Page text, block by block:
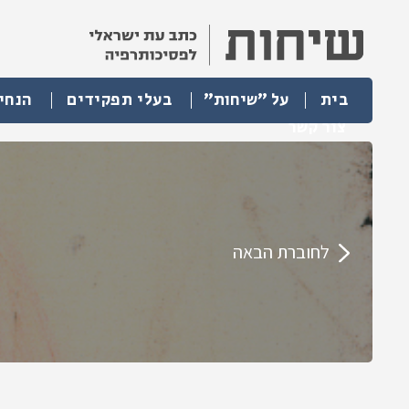
בית על "שיחות" בעלי תפקידים
צור קשר
לחוברת הבאה